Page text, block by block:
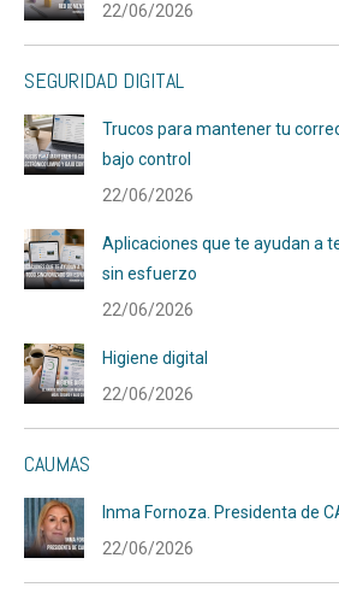
22/06/2026
SEGURIDAD DIGITAL
Trucos para mantener tu
bajo control
22/06/2026
Aplicaciones que te ayudan a
sin esfuerzo
22/06/2026
Higiene digital
22/06/2026
CAUMAS
Inma Fornoza. Presidenta de
22/06/2026